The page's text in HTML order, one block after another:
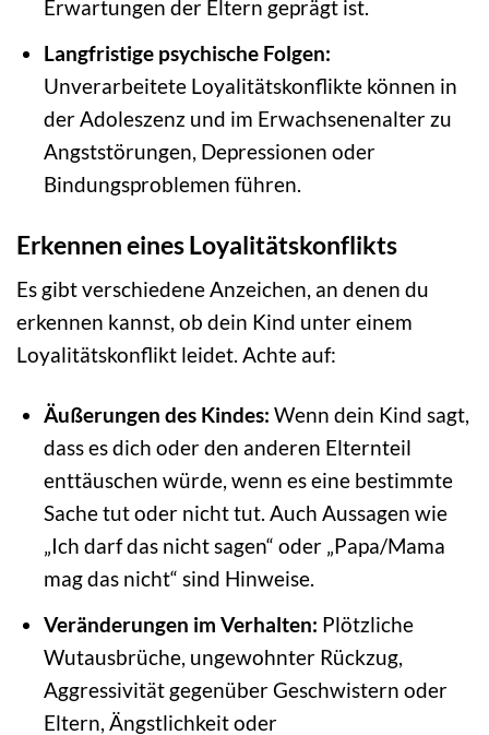
Erwartungen der Eltern geprägt ist.
Langfristige psychische Folgen:
Unverarbeitete Loyalitätskonflikte können in
der Adoleszenz und im Erwachsenenalter zu
Angststörungen, Depressionen oder
Bindungsproblemen führen.
Erkennen eines Loyalitätskonflikts
Es gibt verschiedene Anzeichen, an denen du
erkennen kannst, ob dein Kind unter einem
Loyalitätskonflikt leidet. Achte auf:
Äußerungen des Kindes: Wenn dein Kind sagt,
dass es dich oder den anderen Elternteil
enttäuschen würde, wenn es eine bestimmte
Sache tut oder nicht tut. Auch Aussagen wie
„Ich darf das nicht sagen“ oder „Papa/Mama
mag das nicht“ sind Hinweise.
Veränderungen im Verhalten: Plötzliche
Wutausbrüche, ungewohnter Rückzug,
Aggressivität gegenüber Geschwistern oder
Eltern, Ängstlichkeit oder